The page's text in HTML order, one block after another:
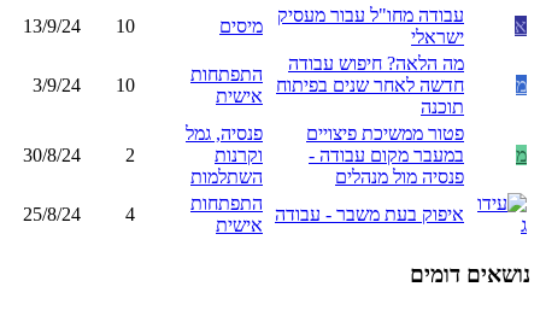
א
עבודה מחו"ל עבור מעסיק
ישראלי
מיסים 10
13/9/24
מ
מה הלאה? חיפוש עבודה
חדשה לאחר שנים בפיתוח
תוכנה
התפתחות
אישית
10
3/9/24
מ
פטור ממשיכת פיצויים
במעבר מקום עבודה -
פנסיה מול מנהלים
פנסיה, גמל
וקרנות
השתלמות
2
30/8/24
איפוק בעת משבר - עבודה
התפתחות
אישית
4
25/8/24
נושאים דומים